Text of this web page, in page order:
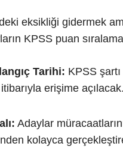
eksikliği gidermek
KPSS puan
Tarihi: KPSS
erişime
Adaylar
kolayca